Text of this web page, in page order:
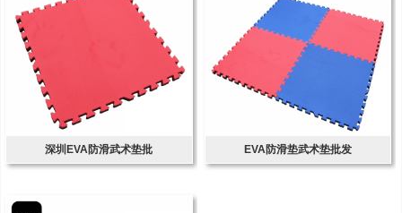
深圳EVA防滑武术垫批 EVA防滑垫武术垫批发